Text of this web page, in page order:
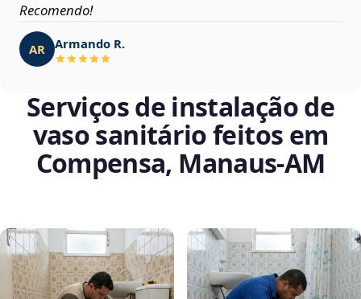
Recomendo!
AR Armando R.
Serviços de instalação de
vaso sanitário feitos em
Compensa, Manaus‑AM